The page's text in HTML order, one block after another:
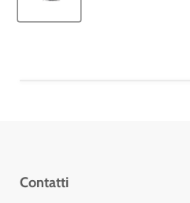
Contatti